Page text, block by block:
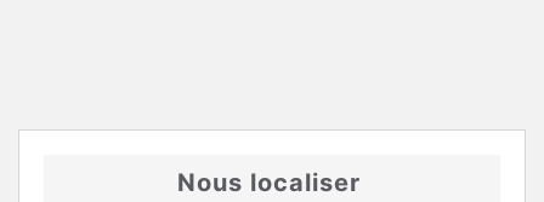
Nous localiser